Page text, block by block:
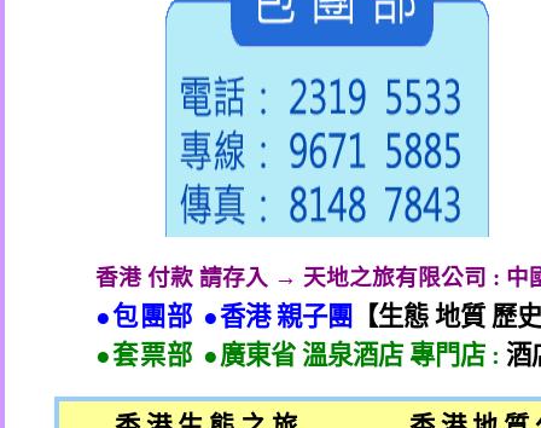
香港 付款 請存入 → 天地之旅有限公司 : 中
●包團部 ●香港 親子團
【生態 地質 歷
●套票部 ●廣東省 溫泉酒店 專門店 : 酒